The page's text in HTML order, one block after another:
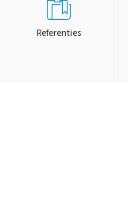
Referenties